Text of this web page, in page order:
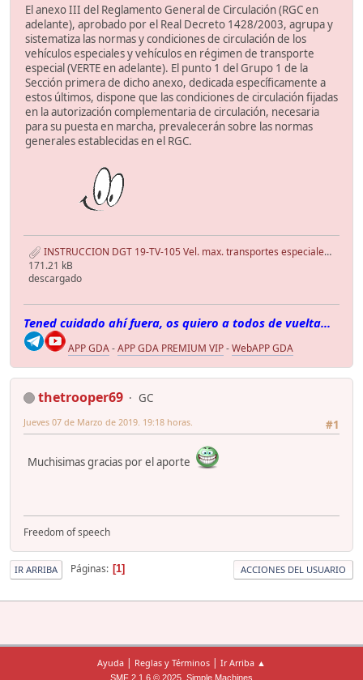
El anexo III del Reglamento General de Circulación (RGC en
adelante), aprobado por el Real Decreto 1428/2003, agrupa y
sistematiza las normas y condiciones de circulación de los
vehículos especiales y vehículos en régimen de transporte
especial (VERTE en adelante). El punto 1 del Grupo 1 de la
Sección primera de dicho anexo, dedicada específicamente a
estos últimos, dispone que las condiciones de circulación fijadas
en la autorización complementaria de circulación, necesaria
para su puesta en marcha, prevalecerán sobre las normas
generales establecidas en el RGC.
INSTRUCCION DGT 19-TV-105 Vel. max. transportes especiales.pdf
171.21 kB
descargado
Tened cuidado ahí fuera, os quiero a todos de vuelta...
APP GDA-APP GDA PREMIUM VIP-WebAPP GDA
thetrooper69
GC
#1
Jueves 07 de Marzo de 2019. 19:18 horas.
Muchisimas gracias por el aporte
Freedom of speech
IR ARRIBA Páginas 1 ACCIONES DEL USUARIO
Ayuda | Reglas y Términos | Ir Arriba ▲
SMF 2.1.6 © 2025 Simple Machines